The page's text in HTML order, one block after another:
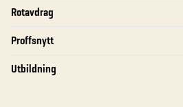
Rotavdrag
Proffsnytt
Utbildning